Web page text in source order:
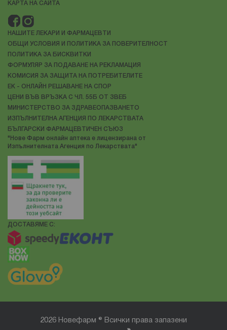
КАРТА НА САЙТА
НАШИТЕ ЛЕКАРИ И ФАРМАЦЕВТИ
ОБЩИ УСЛОВИЯ И ПОЛИТИКА ЗА ПОВЕРИТЕЛНОСТ
ПОЛИТИКА ЗА БИСКВИТКИ
ФОРМУЛЯР ЗА ПОДАВАНЕ НА РЕКЛАМАЦИЯ
КОМИСИЯ ЗА ЗАЩИТА НА ПОТРЕБИТЕЛИТЕ
ЕК - ОНЛАЙН РЕШАВАНЕ НА СПОР
ЦЕНИ ВЪВ ВРЪЗКА С ЧЛ. 55Б ОТ ЗВЕБ
МИНИСТЕРСТВО ЗА ЗДРАВЕОПАЗВАНЕТО
ИЗПЪЛНИТЕЛНА АГЕНЦИЯ ПО ЛЕКАРСТВАТА
БЪЛГАРСКИ ФАРМАЦЕВТИЧЕН СЪЮЗ
"Нове Фарм онлайн аптека е лицензирана от
Изпълнителната Агенция по Лекарствата"
ДОСТАВЯМЕ С:
2026 Новефарм ® Всички права запазени